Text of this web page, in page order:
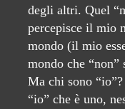
degli altri. Quel
percepisce il mio
mondo (il mio
mondo che “non”
Ma chi sono
“io” che è uno,